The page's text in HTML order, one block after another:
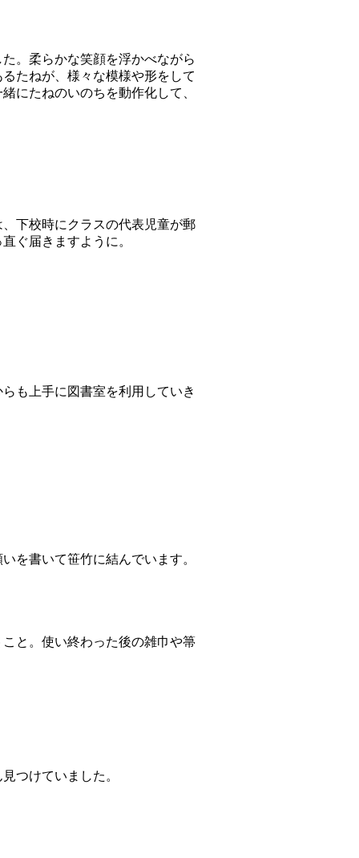
。柔らかな笑顔を浮かべながら
たねが、様々な模様や形をして
にたねのいのちを動作化して、
下校時にクラスの代表児童が郵
ぐ届きますように。
も上手に図書室を利用していき
を書いて笹竹に結んでいます。
と。使い終わった後の雑巾や箒
つけていました。